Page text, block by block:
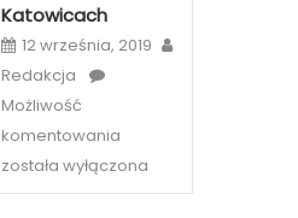
Katowicach
12 września, 2019
Redakcja
Możliwość
komentowania
na
piękne
została wyłączona